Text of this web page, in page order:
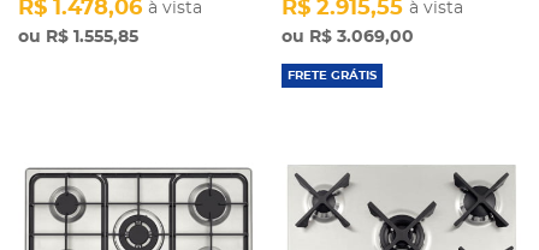
R$ 1.555,85
R$ 1.478,06 à vista
R$ 3.069,00
R$ 2.915,55 à vista
FRETE GRÁTIS